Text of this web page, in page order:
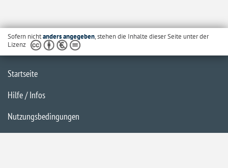
Sofern nichtanders angegeben, stehen die Inhalte dieser Seite unter der
Lizenz
Startseite
Hilfe / Infos
Nutzungsbedingungen